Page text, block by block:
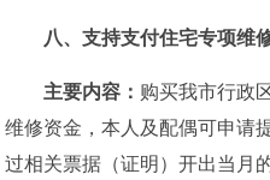
八、支持支付住宅专项维
主要内容： 购买我市行政
维修资金，本人及配偶可申请
过相关票据（证明）开出当月